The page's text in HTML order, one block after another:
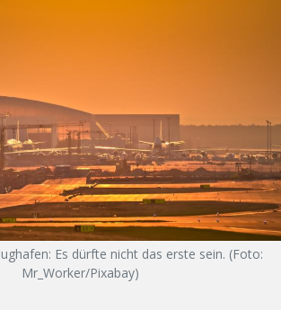
Es dürfte nicht das erste sein. (Foto:
Mr_Worker/Pixabay)